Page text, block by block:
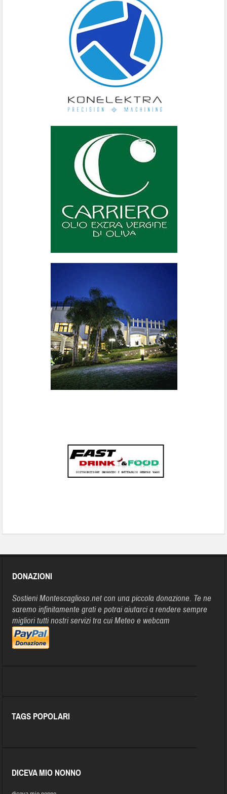
DONAZIONI
Sostieni Montescaglioso.net con una piccola donazione. Te ne
saremo infinitamente grati e potrai aiutarci a rendere sempre
migliori tutti nostri servizi tra cui Meteo e webcam
TAGS POPOLARI
DICEVA MIO NONNO